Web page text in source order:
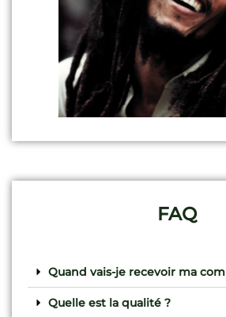
FAQ
Quand vais-je recevoir ma
Quelle est la qualité ?